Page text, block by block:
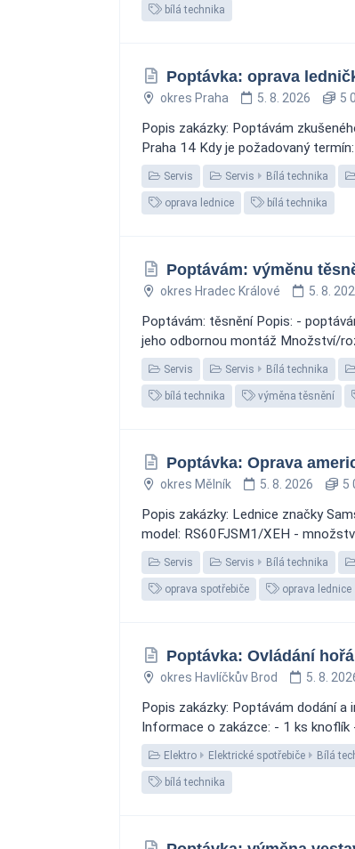
bílá technika
Poptávka: oprava
okres Praha 5. 8. 2026 5
Popis zakázky: Poptávám
Praha 14 Kdy je požadovaný
Servis Servis Bílá technika
oprava lednice bílá technika
Poptávám: výměnu
okres Hradec Králové 5. 8.
Poptávám: těsnění Popis: -
jeho odbornou montáž Množství/
Servis Servis Bílá technika
bílá technika výměna těsnění
Poptávka: Oprava
okres Mělník 5. 8. 2026 5
Popis zakázky: Lednice značky
model: RS60FJSM1/XEH -
Servis Servis Bílá technika
oprava spotřebiče oprava lednice
Poptávka: Ovládání
okres Havlíčkův Brod 5. 8.
Popis zakázky: Poptávám dodání
Informace o zakázce: - 1 ks knoflík
Elektro Elektrické spotřebiče Bílá
bílá technika